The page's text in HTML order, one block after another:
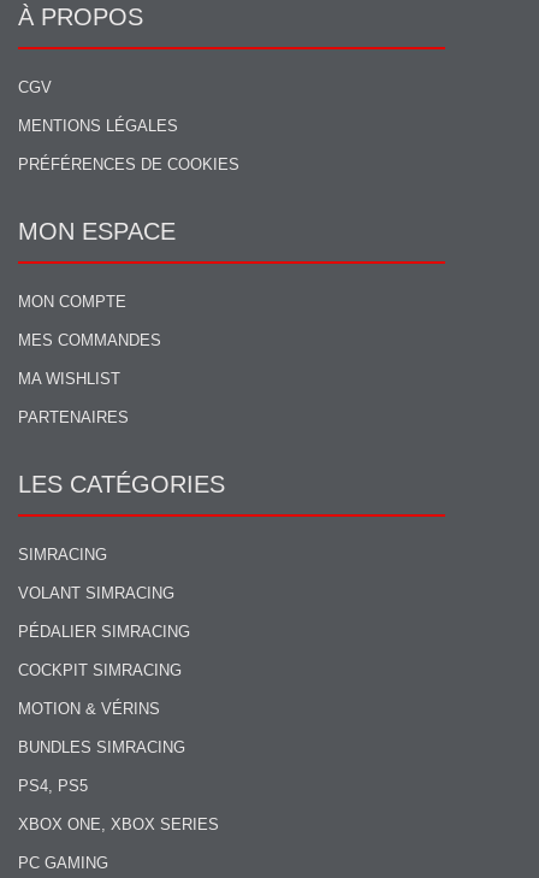
À PROPOS
CGV
MENTIONS LÉGALES
PRÉFÉRENCES DE COOKIES
MON ESPACE
MON COMPTE
MES COMMANDES
MA WISHLIST
PARTENAIRES
LES CATÉGORIES
SIMRACING
VOLANT SIMRACING
PÉDALIER SIMRACING
COCKPIT SIMRACING
MOTION & VÉRINS
BUNDLES SIMRACING
PS4, PS5
XBOX ONE, XBOX SERIES
PC GAMING